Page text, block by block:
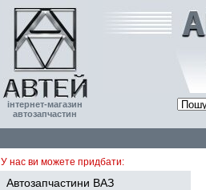
інтернет-магазин
автозапчастин
У нас ви можете придбати:
Автозапчастини ВАЗ